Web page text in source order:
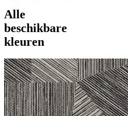
Alle
beschikbare
kleuren